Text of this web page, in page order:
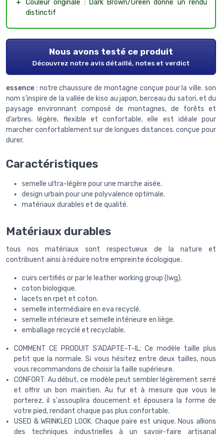
＋ Couleur originale : Dark Brown/Green donne un rendu
distinctif
Nous avons testé ce produit
Découvrez notre avis détaillé, notes et verdict
essence : notre chaussure de montagne conçue pour la ville. son
nom s’inspire de la vallée de kiso au japon, berceau du satori, et du
paysage environnant composé de montagnes, de forêts et
d’arbres. légère, flexible et confortable, elle est idéale pour
marcher confortablement sur de longues distances. conçue pour
durer.
Caractéristiques
semelle ultra-légère pour une marche aisée.
design urbain pour une polyvalence optimale.
matériaux durables et de qualité.
Matériaux durables
tous nos matériaux sont respectueux de la nature et
contribuent ainsi à réduire notre empreinte écologique.
cuirs certifiés or par le leather working group (lwg).
coton biologique.
lacets en rpet et coton.
semelle intermédiaire en eva recyclé.
semelle intérieure et semelle intérieure en liège.
emballage recyclé et recyclable.
COMMENT CE PRODUIT S'ADAPTE-T-IL: Ce modèle taille plus
petit que la normale. Si vous hésitez entre deux tailles, nous
vous recommandons de choisir la taille supérieure.
CONFORT: Au début, ce modèle peut sembler légèrement serré
et offrir un bon maintien. Au fur et à mesure que vous le
porterez, il s'assouplira doucement et épousera la forme de
votre pied, rendant chaque pas plus confortable.
USED & WRINKLED LOOK: Chaque paire est unique. Nous allions
des techniques industrielles à un savoir-faire artisanal